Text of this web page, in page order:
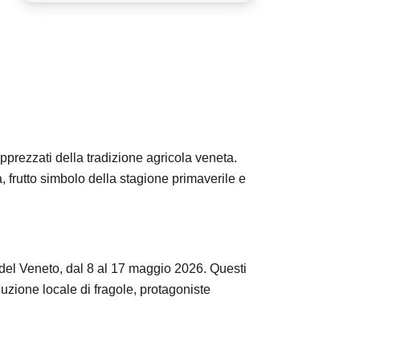
della tradizione agricola veneta.
frutto simbolo della stagione primaverile e
Veneto, dal 8 al 17 maggio 2026. Questi
locale di fragole, protagoniste